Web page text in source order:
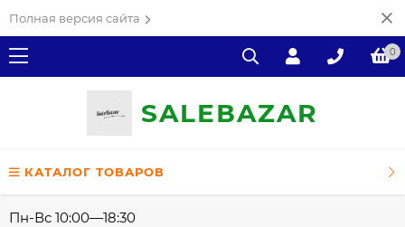
Полная версия сайта
0
SALEВAZAR
КАТАЛОГ ТОВАРОВ
Пн-Вс 10:00—18:30